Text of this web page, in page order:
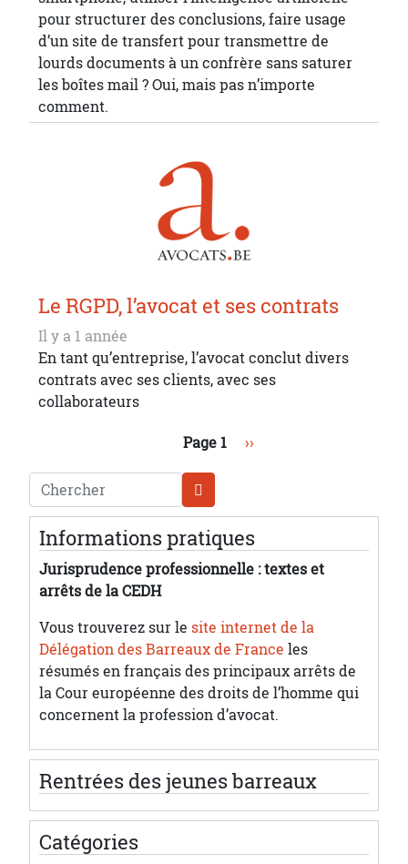
pour structurer des conclusions, faire usage
d’un site de transfert pour transmettre de
lourds documents à un confrère sans saturer
les boîtes mail ? Oui, mais pas n’importe
comment.
Le RGPD, l’avocat et ses contrats
Il y a 1 année
En tant qu’entreprise, l’avocat conclut divers
contrats avec ses clients, avec ses
collaborateurs
Page 1 Page suivante
››
Chercher
Informations pratiques
Jurisprudence professionnelle : textes et
arrêts de la CEDH
Vous trouverez sur le site internet de la
Délégation des Barreaux de France les
résumés en français des principaux arrêts de
la Cour européenne des droits de l’homme qui
concernent la profession d’avocat.
Rentrées des jeunes barreaux
Catégories